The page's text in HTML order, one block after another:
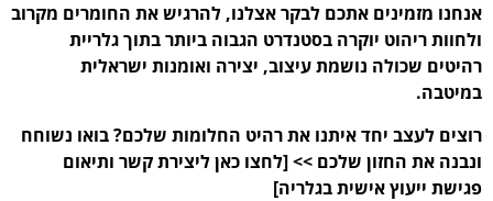
אנחנו מזמינים אתכם לבקר אצלנו, להרגיש את החומרים מקרוב
ולחוות ריהוט יוקרה בסטנדרט הגבוה ביותר בתוך גלריית
רהיטים שכולה נושמת עיצוב, יצירה ואומנות ישראלית
במיטבה.
רוצים לעצב יחד איתנו את רהיט החלומות שלכם? בואו נשוחח
ונבנה את החזון שלכם >> [לחצו כאן ליצירת קשר ותיאום
פגישת ייעוץ אישית בגלריה]